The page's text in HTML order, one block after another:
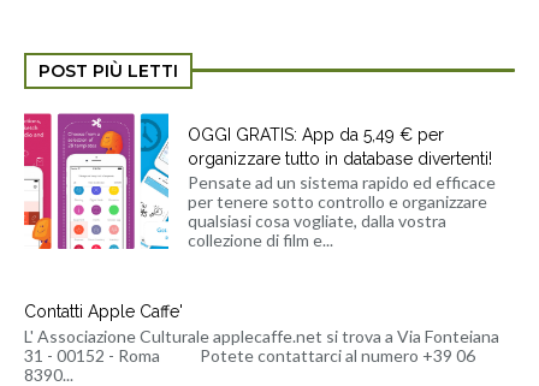
POST PIÙ LETTI
OGGI GRATIS: App da 5,49 € per
organizzare tutto in database divertenti!
Pensate ad un sistema rapido ed efficace
per tenere sotto controllo e organizzare
qualsiasi cosa vogliate, dalla vostra
collezione di film e...
Contatti Apple Caffe'
L' Associazione Culturale applecaffe.net si trova a Via Fonteiana
31 - 00152 - Roma Potete contattarci al numero +39 06
8390...